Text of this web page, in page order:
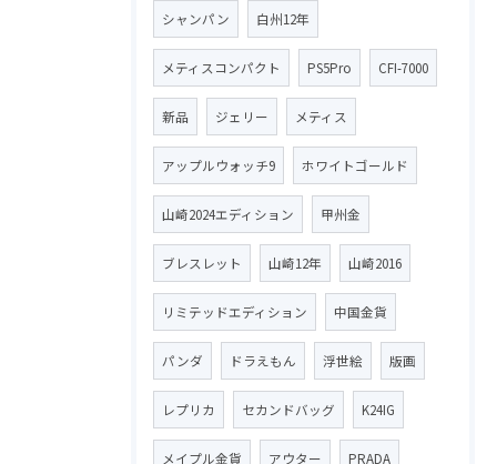
シャンパン 白州12年
メティスコンパクト PS5Pro CFI-7000
新品 ジェリー メティス
アップルウォッチ9 ホワイトゴールド
山崎2024エディション 甲州金
ブレスレット 山崎12年 山崎2016
リミテッドエディション 中国金貨
パンダ ドラえもん 浮世絵 版画
レプリカ セカンドバッグ K24IG
メイプル金貨 アウター PRADA